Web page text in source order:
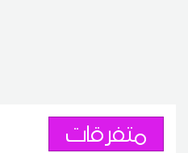
متفرقات